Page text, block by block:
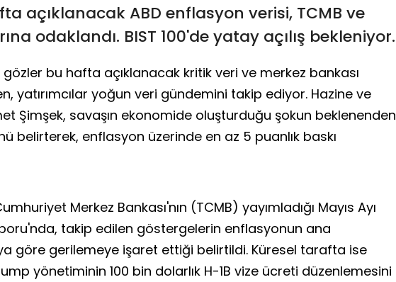
açıklanacak ABD enflasyon verisi, TCMB ve
odaklandı. BIST 100'de yatay açılış bekleniyor.
bu hafta açıklanacak kritik veri ve merkez bankası
yatırımcılar yoğun veri gündemini takip ediyor. Hazine ve
Şimşek, savaşın ekonomide oluşturduğu şokun beklenenden
belirterek, enflasyon üzerinde en az 5 puanlık baskı
Merkez Bankası'nın (TCMB) yayımladığı Mayıs Ayı
takip edilen göstergelerin enflasyonun ana
göre gerilemeye işaret ettiği belirtildi. Küresel tarafta ise
yönetiminin 100 bin dolarlık H-1B vize ücreti düzenlemesini